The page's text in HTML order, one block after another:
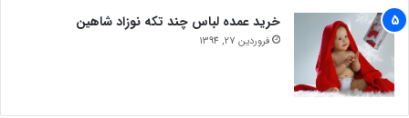
خرید عمده لباس چند تکه نوزاد شاهین
فروردین 27, 1394